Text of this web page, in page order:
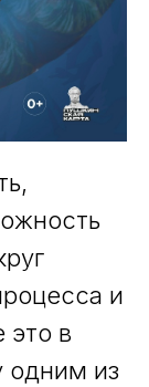
и
это в
одним из